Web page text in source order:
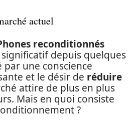
actuel
reconditionnés
depuis quelques
par une conscience
et le désir de réduire
attire de plus en plus
Mais en quoi consiste
?